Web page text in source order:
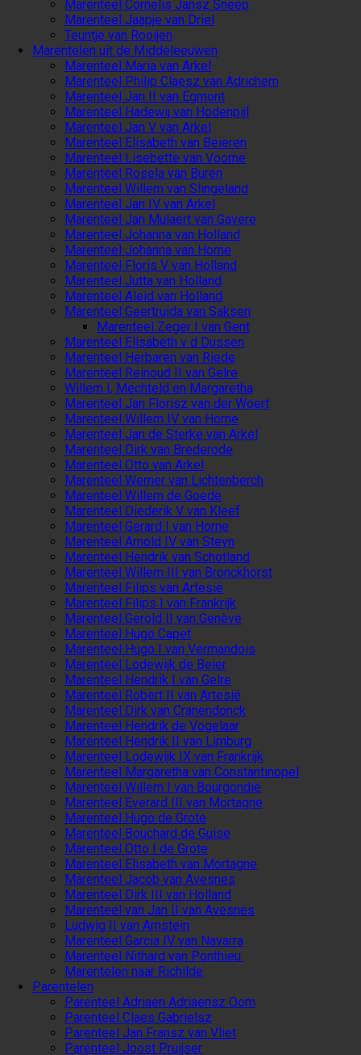
Marenteel Cornelis Jansz Sneep
Marenteel Jaapje van Driel
Teuntje van Rooijen
Marentelen uit de Middeleeuwen
Marenteel Maria van Arkel
Marenteel Philip Claesz van Adrichem
Marenteel Jan II van Egmont
Marenteel Hadewij van Hodenpijl
Marenteel Jan V van Arkel
Marenteel Elisabeth van Beieren
Marenteel Lisebette van Voorne
Marenteel Rosela van Buren
Marenteel Willem van Slingeland
Marenteel Jan IV van Arkel
Marenteel Jan Mulaert van Gavere
Marenteel Johanna van Holland
Marenteel Johanna van Horne
Marenteel Floris V van Holland
Marenteel Jutta van Holland
Marenteel Aleid van Holland
Marenteel Geertruida van Saksen
Marenteel Zeger I van Gent
Marenteel Elisabeth v d Dussen
Marenteel Herbaren van Riede
Marenteel Reinoud II van Gelre
Willem I, Mechteld en Margaretha
Marenteel Jan Florisz van der Woert
Marenteel Willem IV van Horne
Marenteel Jan de Sterke van Arkel
Marenteel Dirk van Brederode
Marenteel Otto van Arkel
Marenteel Werner van Lichtenberch
Marenteel Willem de Goede
Marenteel Diederik V van Kleef
Marenteel Gerard I van Horne
Marenteel Arnold IV van Steyn
Marenteel Hendrik van Schotland
Marenteel Willem III van Bronckhorst
Marenteel Filips van Artesië
Marenteel Filips I van Frankrijk
Marenteel Gerold II van Genève
Marenteel Hugo Capet
Marenteel Hugo I van Vermandois
Marenteel Lodewijk de Beier
Marenteel Hendrik I van Gelre
Marenteel Robert II van Artesië
Marenteel Dirk van Cranendonck
Marenteel Hendrik de Vogelaar
Marenteel Hendrik II van Limburg
Marenteel Lodewijk IX van Frankrijk
Marenteel Margaretha van Constantinopel
Marenteel Willem I van Bourgondië
Marenteel Everard III van Mortagne
Marenteel Hugo de Grote
Marenteel Bouchard de Guise
Marenteel Otto I de Grote
Marenteel Elisabeth van Mortagne
Marenteel Jacob van Avesnes
Marenteel Dirk III van Holland
Marenteel van Jan II van Avesnes
Ludwig II van Arnstein
Marenteel Garcia IV van Navarra
Marenteel Nithard van Ponthieu
Marentelen naar Richilde
Parentelen
Parenteel Adriaen Adriaensz Oom
Parenteel Claes Gabrielsz
Parenteel Jan Fransz van Vliet
Parenteel Joost Pruijser